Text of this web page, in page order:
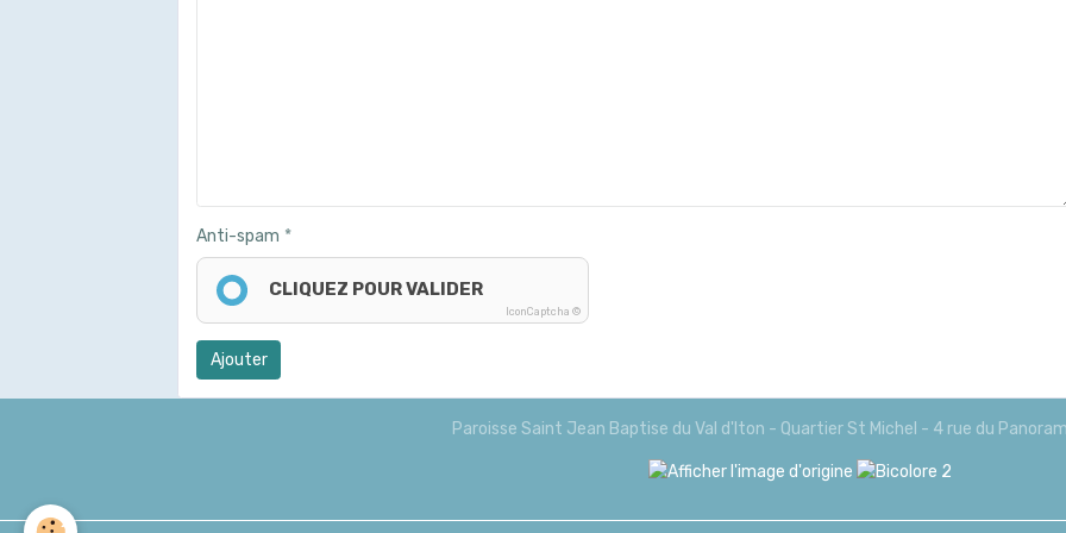
Anti-spam
CLIQUEZ POUR VALIDER
IconCaptcha ©
Ajouter
Paroisse Saint Jean Baptise du Val d'Iton - Quartier St Michel - 4 rue du